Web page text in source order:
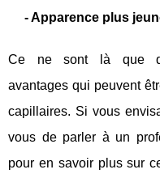
- Apparence plus
Ce ne sont là que
avantages qui peuvent
capillaires. Si vous
vous de parler à un
pour en savoir plus sur